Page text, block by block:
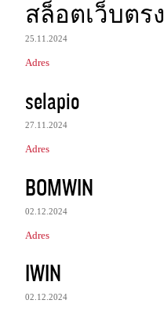
z
e
สล็อตเว็บตรง
25.11.2024
Adres
selapio
27.11.2024
Adres
BOMWIN
02.12.2024
Adres
IWIN
02.12.2024